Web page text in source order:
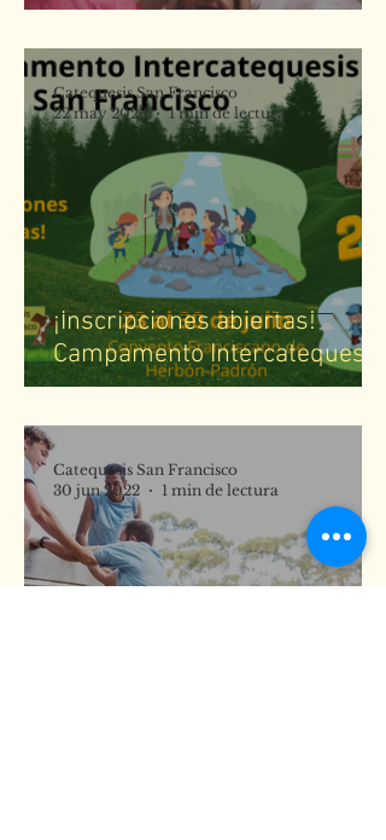
¡Inscripciones abiertas!
Campamento Intercatequesis
San Francisco
Catequesis San Francisco
22 may 2023
1 min de lectura
Catequesis San Francisco
30 jun 2022
1 min de lectura